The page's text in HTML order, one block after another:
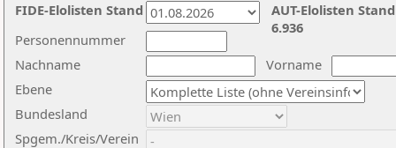
Nachname
Vorname
Ebene
Personennummer
Bundesland
Spgem./Kreis/Verein
AUT-Elolisten
6.936
FIDE-Elolisten Stand